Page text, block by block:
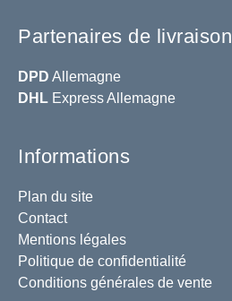
Partenaires de livraison
DPD Allemagne
DHL Express Allemagne
Informations
Plan du site
Contact
Mentions légales
Politique de confidentialité
Conditions générales de vente